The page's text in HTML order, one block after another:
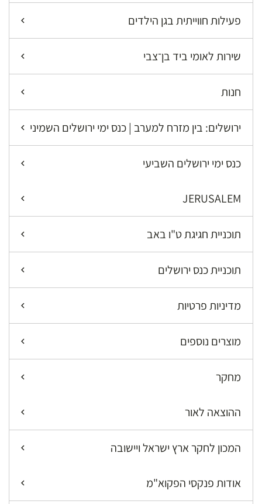
פעילות חווייתית בגן הילדים
שירות לאומי ביד בן־צבי
חנות
ירושלים: בין מזרח למערב | כנס ימי ירושלים השמיני
כנס ימי ירושלים השביעי
JERUSALEM
תוכניית חגיגת ט"ו באב
תוכניית כנס ירושלים
מדיניות פרטיות
מוצרים נוספים
מחקר
ההוצאה לאור
המכון לחקר ארץ ישראל ויישובה
אודות פנקסי הפקוא"מ